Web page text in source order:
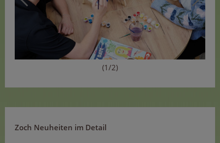
(1/2)
Zoch Neuheiten im Detail